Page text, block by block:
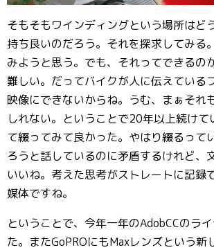
そもそもワインディングという場所はど
持ち良いのだろう。それを探求してみる
みようと思う。でも、それってできるの
難しい。だってバイクが人に伝えている
映像にできないからね。うむ、まぁそれ
しれない。ということで20年以上続けて
て綴ってみて良かった。やはり綴るって
ろうと話しているのに矛盾するけれど、
いいね。考えた思考がストレートに記録
媒体ですね。
ということで、今年一年のAdobCCのラ
た。またGoPROにもMaxレンズという新